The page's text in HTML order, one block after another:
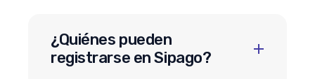
¿Quiénes pueden
registrarse en Sipago?